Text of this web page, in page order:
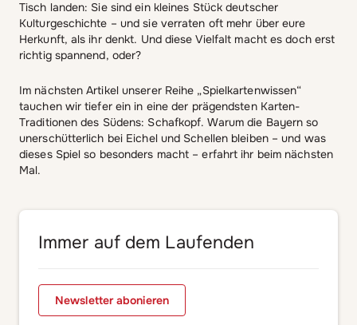
Tisch landen: Sie sind ein kleines Stück deutscher
Kulturgeschichte – und sie verraten oft mehr über eure
Herkunft, als ihr denkt. Und diese Vielfalt macht es doch erst
richtig spannend, oder?
Im nächsten Artikel unserer Reihe „Spielkartenwissen“
tauchen wir tiefer ein in eine der prägendsten Karten-
Traditionen des Südens: Schafkopf. Warum die Bayern so
unerschütterlich bei Eichel und Schellen bleiben – und was
dieses Spiel so besonders macht – erfahrt ihr beim nächsten
Mal.
Immer auf dem Laufenden
Newsletter abonieren